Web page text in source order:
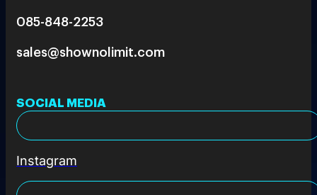
085-848-2253
sales@shownolimit.com
SOCIAL MEDIA
Instagram